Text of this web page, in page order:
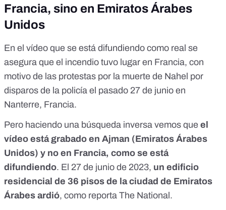
Francia, sino en Emiratos Árabes
Unidos
En el vídeo que se está difundiendo como real se
asegura que el incendio tuvo lugar en Francia, con
motivo de las protestas por la muerte de Nahel por
disparos de la policía el pasado 27 de junio en
Nanterre, Francia.
Pero haciendo una búsqueda inversa vemos que el
vídeo está grabado en Ajman (Emiratos Árabes
Unidos) y no en Francia, como se está
difundiendo. El 27 de junio de 2023, un edificio
residencial de 36 pisos de la ciudad de Emiratos
Árabes ardió, como reporta The National.